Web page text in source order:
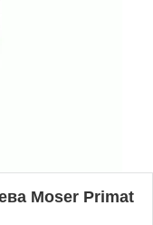
Moser Primat